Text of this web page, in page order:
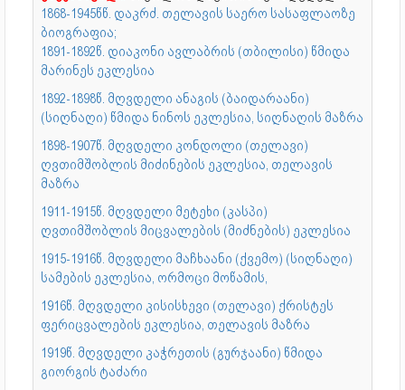
1868-1945წწ. დაკრძ. თელავის საერო სასაფლაოზე
ბიოგრაფია;
1891-1892წ. დიაკონი ავლაბრის (თბილისი) წმიდა
მარინეს ეკლესია
1892-1898წ. მღვდელი ანაგის (ბაიდარაანი)
(სიღნაღი) წმიდა ნინოს ეკლესია, სიღნაღის მაზრა
1898-1907წ. მღვდელი კონდოლი (თელავი)
ღვთიმშობლის მიძინების ეკლესია, თელავის
მაზრა
1911-1915წ. მღვდელი მეტეხი (კასპი)
ღვთიმშობლის მიცვალების (მიძნების) ეკლესია
1915-1916წ. მღვდელი მაჩხაანი (ქვემო) (სიღნაღი)
სამების ეკლესია, ორმოცი მოწამის,
1916წ. მღვდელი კისისხევი (თელავი) ქრისტეს
ფერიცვალების ეკლესია, თელავის მაზრა
1919წ. მღვდელი კაჭრეთის (გურჯაანი) წმიდა
გიორგის ტაძარი